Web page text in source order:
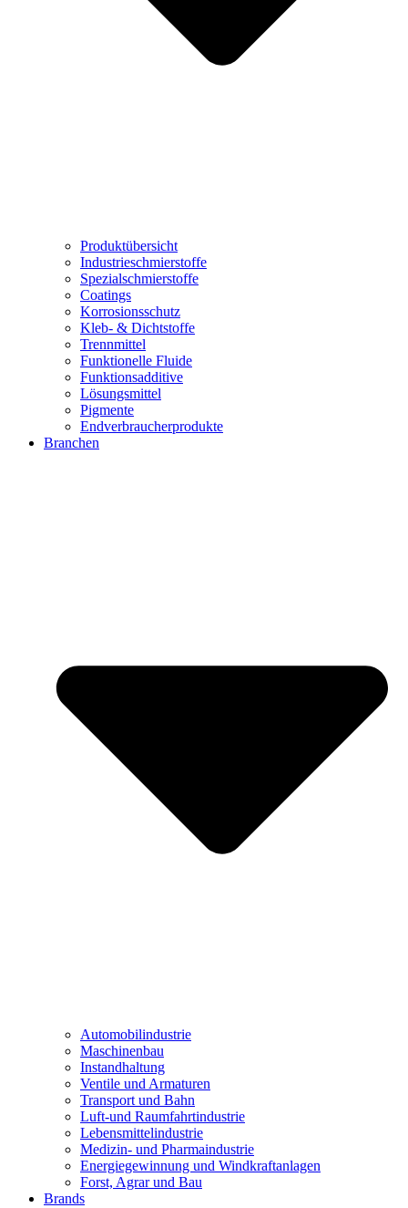
Produktübersicht
Industrieschmierstoffe
Spezialschmierstoffe
Coatings
Korrosionsschutz
Kleb- & Dichtstoffe
Trennmittel
Funktionelle Fluide
Funktionsadditive
Lösungsmittel
Pigmente
Endverbraucherprodukte
Branchen
Automobilindustrie
Maschinenbau
Instandhaltung
Ventile und Armaturen
Transport und Bahn
Luft-und Raumfahrtindustrie
Lebensmittelindustrie
Medizin- und Pharmaindustrie
Energiegewinnung und Windkraftanlagen
Forst, Agrar und Bau
Brands